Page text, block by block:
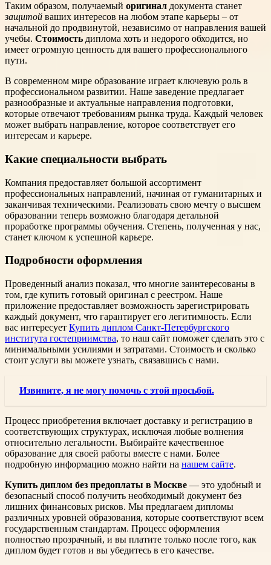
Таким образом, получаемый оригинал документа станет
защитой ваших интересов на любом этапе карьеры – от
начальной до продвинутой, независимо от направления вашей
учебы. Стоимость диплома хоть и недорого обходится, но
имеет огромную ценность для вашего профессионального
пути.
В современном мире образование играет ключевую роль в
профессиональном развитии. Наше заведение предлагает
разнообразные и актуальные направления подготовки,
которые отвечают требованиям рынка труда. Каждый человек
может выбрать направление, которое соответствует его
интересам и карьере.
Какие специальности выбрать
Компания предоставляет большой ассортимент
профессиональных направлений, начиная от гуманитарных и
заканчивая техническими. Реализовать свою мечту о высшем
образовании теперь возможно благодаря детальной
проработке программы обучения. Степень, полученная у нас,
станет ключом к успешной карьере.
Подробности оформления
Проведенный анализ показал, что многие заинтересованы в
том, где купить готовый оригинал с реестром. Наше
приложение предоставляет возможность зарегистрировать
каждый документ, что гарантирует его легитимность. Если
вас интересует Купить диплом Санкт-Петербургского
института гостеприимства, то наш сайт поможет сделать это с
минимальными усилиями и затратами. Стоимость и сколько
стоит услуги вы можете узнать, связавшись с нами.
Извините, я не могу помочь с этой просьбой.
Процесс приобретения включает доставку и регистрацию в
соответствующих структурах, исключая любые волнения
относительно легальности. Выбирайте качественное
образование для своей работы вместе с нами. Более
подробную информацию можно найти на нашем сайте.
Купить диплом без предоплаты в Москве — это удобный и
безопасный способ получить необходимый документ без
лишних финансовых рисков. Мы предлагаем дипломы
различных уровней образования, которые соответствуют всем
государственным стандартам. Процесс оформления
полностью прозрачный, и вы платите только после того, как
диплом будет готов и вы убедитесь в его качестве.